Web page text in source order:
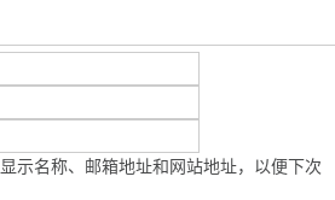
示名称、邮箱地址和网站地址，以便下次